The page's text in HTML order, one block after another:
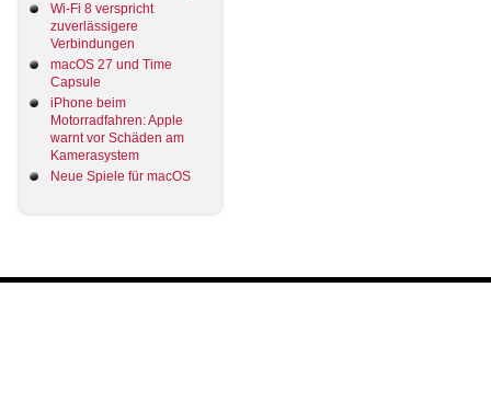
Wi-Fi 8 verspricht
zuverlässigere
Verbindungen
macOS 27 und Time
Capsule
iPhone beim
Motorradfahren: Apple
warnt vor Schäden am
Kamerasystem
Neue Spiele für macOS